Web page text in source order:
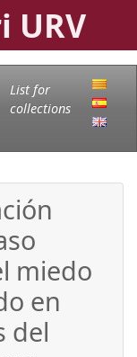
URV
List for
collections
miedo
en
del